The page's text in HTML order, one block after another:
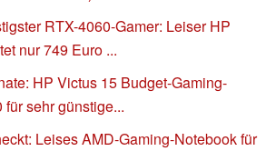
RTX-4060-Gamer: Leiser HP
nur 749 Euro ...
HP Victus 15 Budget-Gaming-
sehr günstige...
Leises AMD-Gaming-Notebook für